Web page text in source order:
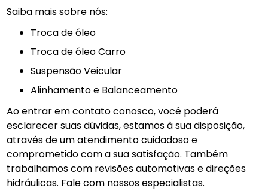
Saiba mais sobre nós:
troca de óleo
Troca de óleo Carro
Suspensão Veicular
Alinhamento e Balanceamento
Ao entrar em contato conosco, você poderá
esclarecer suas dúvidas, estamos à sua disposição,
através de um atendimento cuidadoso e
comprometido com a sua satisfação. Também
trabalhamos com revisões automotivas e direções
hidráulicas. Fale com nossos especialistas.